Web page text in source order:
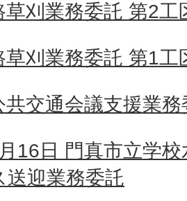
刈業務委託 第2工
刈業務委託 第1工
共交通会議支援業務
16日 門真市立学
送迎業務委託